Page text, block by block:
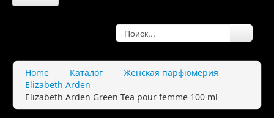
О нас
Правила
Home Каталог
Женская парфюмерия
Elizabeth Arden
Elizabeth Arden Green Tea pour femme 100 ml